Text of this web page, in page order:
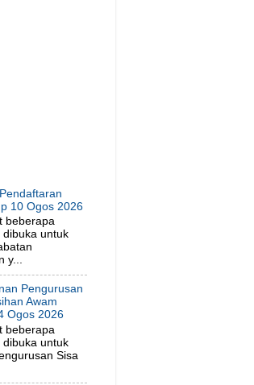
10 Ogos 2026
beberapa
dibuka untuk
y...
Pengurusan
Awam
Ogos 2026
beberapa
dibuka untuk
Sisa